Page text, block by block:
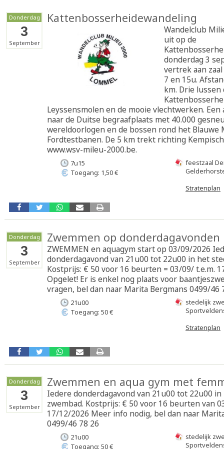
Donderdag
3
September
Kattenbosserheidewandeling
Wandelclub
uit op de
donderdag 3
vertrek aan
7 en 15u.
km. Drie lussen
Leyssensmolen en de mooie vlechtwerken. Een
naar de Duitse begraafplaats met 40.000
wereldoorlogen en de bossen rond het Blauwe
Fordtestbanen. De 5 km trekt richting
www.wsv-mileu-2000.be.
feestzaal
Stratenplan
7u15
Toegang: 1,50 €
Donderdag
3
September
Zwemmen op
ZWEMMEN en aquagym start op 03/09/2026
donderdagavond van 21u00 tot 22u00 in het
Kostprijs: € 50 voor 16 beurten = 03/09/ t.e.m.
Opgelet! Er is enkel nog plaats voor
vragen, bel dan naar Marita Bergmans 0499/46
stedelijk
Stratenplan
21u00
Toegang: 50 €
Donderdag
3
September
Zwemmen en aqua gym met
Iedere donderdagavond van 21u00 tot 22u00
zwembad. Kostprijs: € 50 voor 16 beurten van
17/12/2026 Meer info nodig, bel dan naar
0499/46 78 26
stedelijk
21u00
Toegang: 50 €